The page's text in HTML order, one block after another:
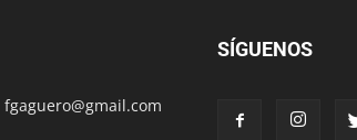
fgaguero@gmail.com
SÍGUENOS